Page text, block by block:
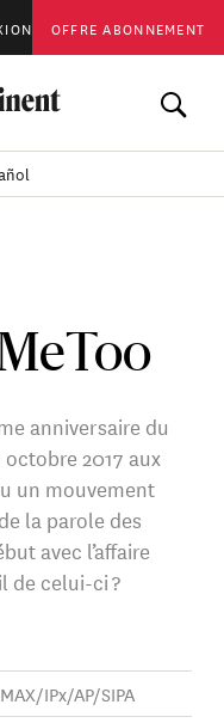
OFFRE ABONNEMENT
anniversaire du
2017 aux
un mouvement
la parole des
avec l’affaire
de celui-ci ?
IPx/AP/SIPA